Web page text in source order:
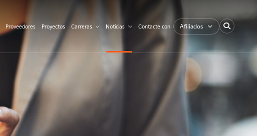
Proveedores Proyectos Carreras Noticias Contacte con Afiliados